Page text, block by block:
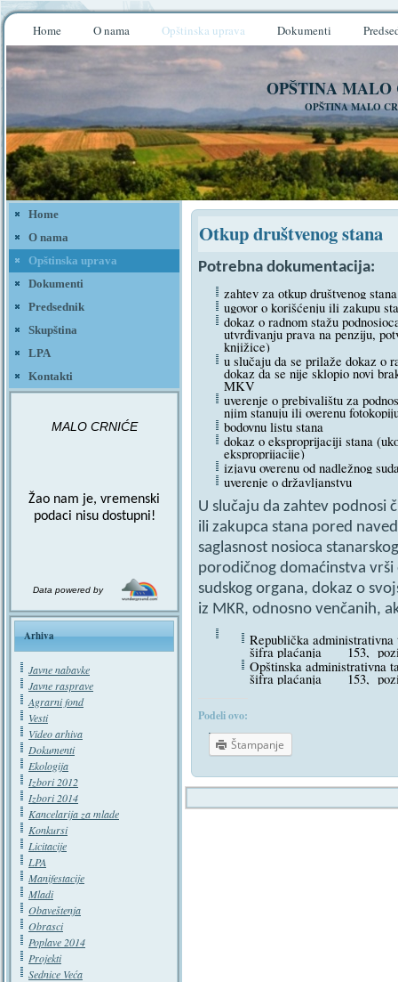
Home O nama Opštinska uprava Dokumenti
OPŠTINA MALO
OPŠTINA MALO
Home
O nama
Opštinska uprava
Dokumenti
Predsednik
Skupština
LPA
Kontakti
MALO CRNIĆE
Žao nam je, vremenski
podaci nisu dostupni!
Data powered by
Arhiva
Javne nabavke
Javne rasprave
Agrarni fond
Vesti
Video arhiva
Dokumenti
Ekologija
Izbori 2012
Izbori 2014
Kancelarija za mlade
Konkursi
Licitacije
LPA
Manifestacije
Mladi
Obaveštenja
Obrasci
Poplave 2014
Projekti
Sednice Veća
Otkup društvenog stana
Potrebna dokumentacija:
zahtev za otkup društvenog stana
ugovor o korišćenju ili zakupu
dokaz o radnom stažu
utvrđivanju prava na penziju,
knjižice)
u slučaju da se prilaže dokaz o
dokaz da se nije sklopio novi
MKV
uverenje o prebivalištu za
njim stanuju ili overenu
bodovnu listu stana
dokaz o eksproprijaciji stana
eksproprijacije)
izjavu overenu od nadležnog
uverenje o državljanstvu
U slučaju da zahtev podnosi
ili zakupca stana pored
saglasnost nosioca
porodičnog domaćinstva
sudskog organa, dokaz o
iz MKR, odnosno venčanih,
Republička
šifra plaćanja 153,
Opštinska administrativna
šifra plaćanja 153,
Podeli ovo:
Štampanje